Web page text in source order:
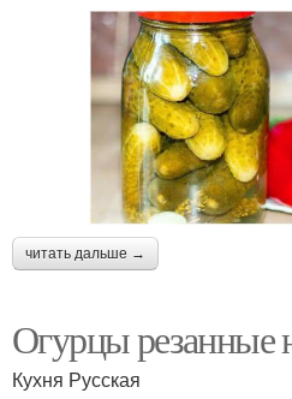
читать дальше →
Огурцы резанные
Кухня Русская